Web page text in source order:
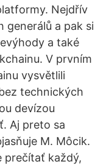
Nejdřív
generálů a pak si
a také
V prvním
vysvětlili
technických
devízou
Aj preto sa
M. Môcik.
prečítať každý,